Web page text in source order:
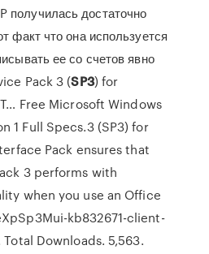
получилась достаточно
факт что она используется
ее со счетов явно
Pack 3 (SP3) for
Free Microsoft Windows
1 Full Specs.3 (SP3) for
Pack ensures that
3 performs with
when you use an Office
kb832671-client-
Downloads. 5,563.